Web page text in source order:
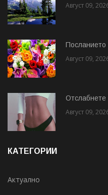
Август 09,
Посланието
Август 09,
Отслабнете
Август 09,
КАТЕГОРИИ
Актуално